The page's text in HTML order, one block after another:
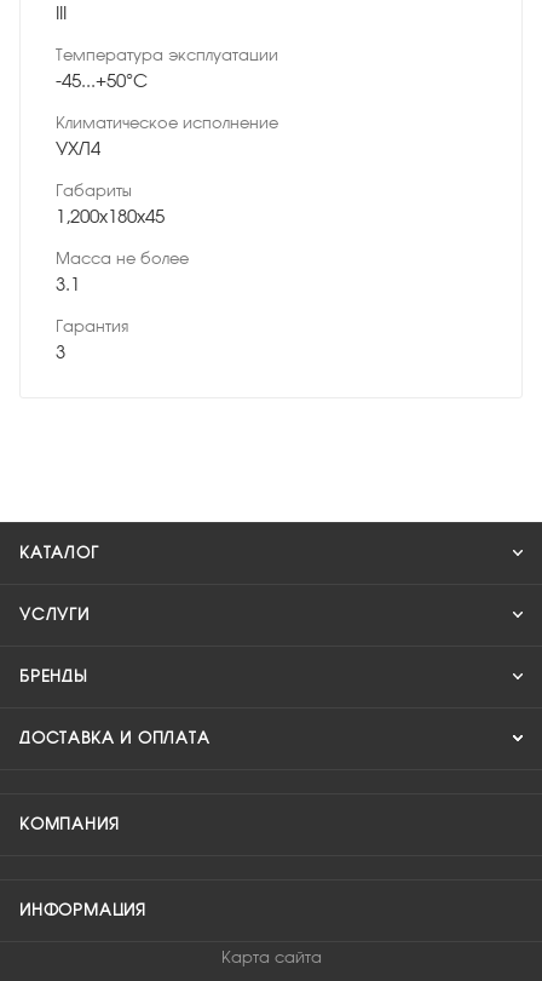
III
Температура эксплуатации
-45...+50°С
Климатическое исполнение
УХЛ4
Габариты
1,200x180x45
Масса не более
3.1
Гарантия
3
КАТАЛОГ
УСЛУГИ
БРЕНДЫ
ДОСТАВКА И ОПЛАТА
КОМПАНИЯ
ИНФОРМАЦИЯ
Карта сайта